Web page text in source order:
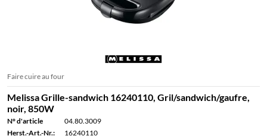
Faire cuire au four
Melissa Grille-sandwich 16240110, Gril/sandwich/gaufre,
noir, 850W
N° d'article
04.80.3009
Herst.-Art.-Nr.:
16240110